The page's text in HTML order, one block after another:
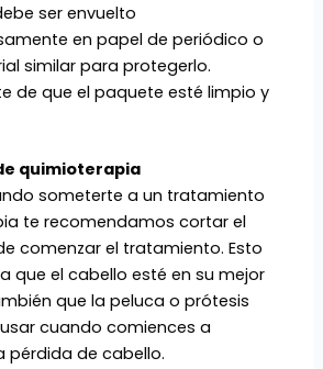
ser envuelto
en papel de periódico o
similar para protegerlo.
de que el paquete esté limpio y
quimioterapia
someterte a un tratamiento
te recomendamos cortar el
comenzar el tratamiento. Esto
que el cabello esté en su mejor
que la peluca o prótesis
cuando comiences a
pérdida de cabello.